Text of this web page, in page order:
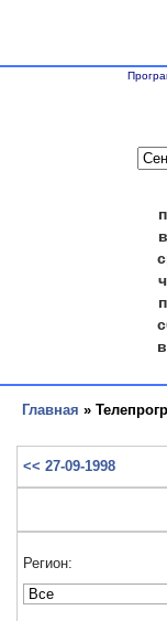
Главная »
<< 27-09-1998
Регион: